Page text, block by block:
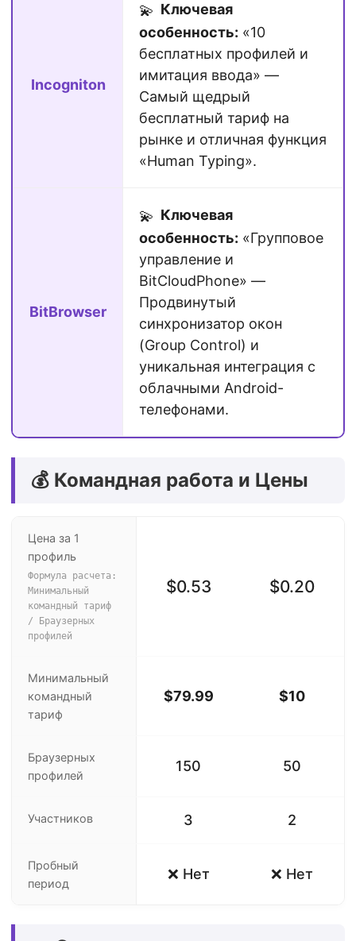
Incogniton
💫 Ключевая
особенность: «10
бесплатных профилей и
имитация ввода» —
Самый щедрый
бесплатный тариф на
рынке и отличная функция
«Human Typing».
BitBrowser
💫 Ключевая
особенность: «Групповое
управление и
BitCloudPhone» —
Продвинутый
синхронизатор окон
(Group Control) и
уникальная интеграция с
облачными Android-
телефонами.
💰 Командная работа и Цены
Цена за 1
профиль
Формула расчета:
Минимальный
командный тариф
/ Браузерных
профилей
$0.53 $0.20
Минимальный
командный
тариф
$79.99 $10
Браузерных
профилей
150 50
Участников 3 2
Пробный
период
❌ Нет ❌ Нет